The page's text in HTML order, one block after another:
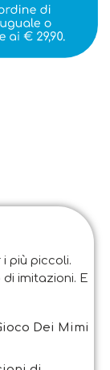
più piccoli.
imitazioni. E
Dei Mimi